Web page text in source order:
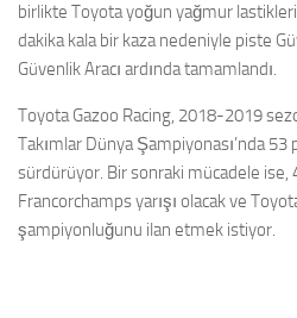
birlikte Toyota yoğun yağmur
dakika kala bir kaza nedeniyle piste
Güvenlik Aracı ardında tamamlandı.
Toyota Gazoo Racing, 2018-2019
Takımlar Dünya Şampiyonası’nda
sürdürüyor. Bir sonraki mücadele ise,
Francorchamps yarışı olacak ve
şampiyonluğunu ilan etmek istiyor.